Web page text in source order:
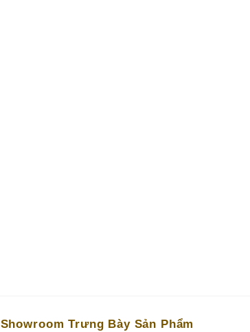
Showroom Trưng Bày Sản Phẩm